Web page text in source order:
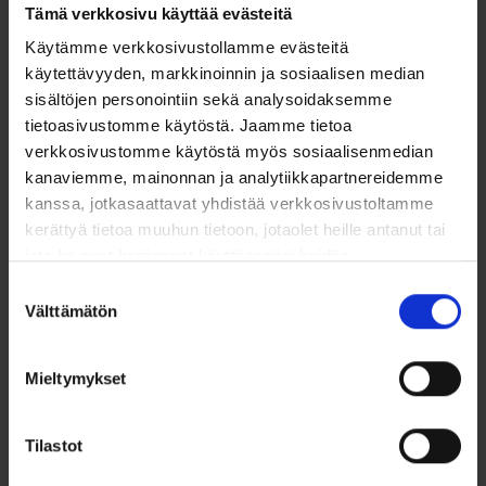
Tämä verkkosivu käyttää evästeitä
Käytämme verkkosivustollamme evästeitä
käytettävyyden, markkinoinnin ja sosiaalisen median
sisältöjen personointiin sekä analysoidaksemme
tietoasivustomme käytöstä. Jaamme tietoa
verkkosivustomme käytöstä myös sosiaalisenmedian
kanaviemme, mainonnan ja analytiikkapartnereidemme
kanssa, jotkasaattavat yhdistää verkkosivustoltamme
kerättyä tietoa muuhun tietoon, jotaolet heille antanut tai
Lue lisää
valinta
Välttämätön
Mieltymykset
Tilastot
viimeistelemään havainto myöhemmin.
Voit kirjoittaa kuvauksen
Voit klikata kamera-ikonia ja ottaa yhden tai useamman kuvan
laitteesi kameralla (PAD suositeltava)
Voit lisätä muita liitteitä laitteeltasi.
Luonnosta voi viimeistellä arviointisivun lisäksi myös
Havaintosivulla. Luonnosta ei voi siirtää seuraavaan vaiheeseen,
vaan se täytyy muuntaa halutunlaiseksi muuksi havainnoksi.